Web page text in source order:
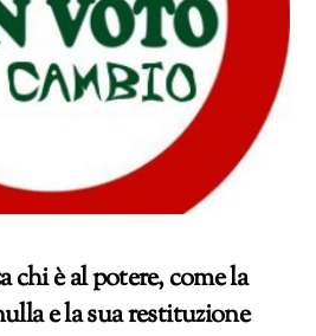
è al potere, come la
e la sua restituzione